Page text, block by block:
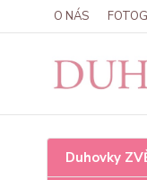
O NÁS
Duhovky